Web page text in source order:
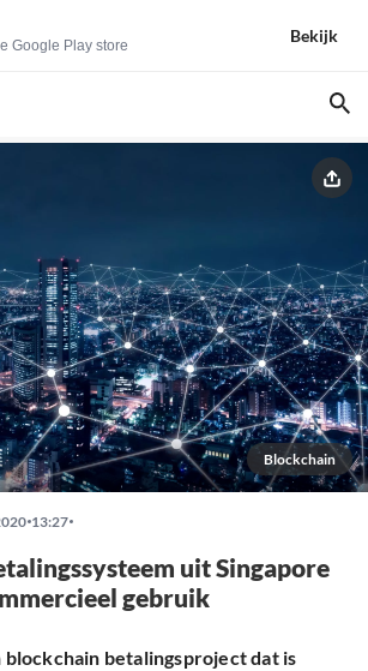
Google Play store
Bekijk
Blockchain
13:27
uit Singapore
gebruik
betalingsproject dat is